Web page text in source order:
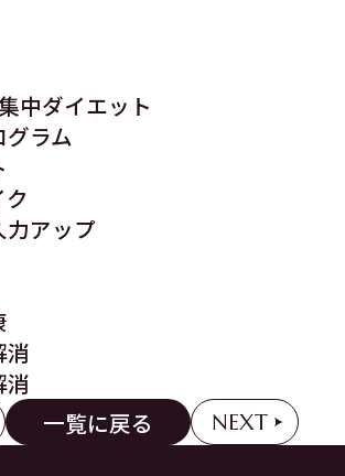
中ダイエット
ラム
アップ
消
消
一覧に戻る NEXT